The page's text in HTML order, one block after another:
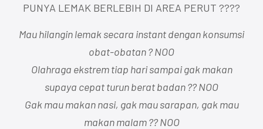
PUNYA LEMAK BERLEBIH DI AREA PERUT ????
Mau hilangin lemak secara instant dengan konsumsi
obat-obatan ? NOO
Olahraga ekstrem tiap hari sampai gak makan
supaya cepat turun berat badan ?? NOO
Gak mau makan nasi, gak mau sarapan, gak mau
makan malam ?? NOO